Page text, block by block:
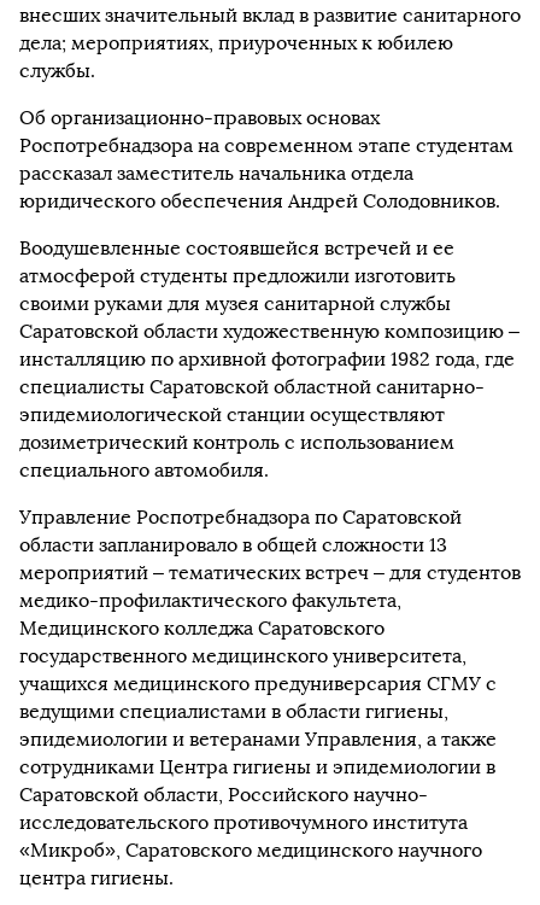
внесших значительный вклад в развитие санитарного
дела; мероприятиях, приуроченных к юбилею
службы.
Об организационно-правовых основах
Роспотребнадзора на современном этапе студентам
рассказал заместитель начальника отдела
юридического обеспечения Андрей Солодовников.
Воодушевленные состоявшейся встречей и ее
атмосферой студенты предложили изготовить
своими руками для музея санитарной службы
Саратовской области художественную композицию –
инсталляцию по архивной фотографии 1982 года, где
специалисты Саратовской областной санитарно-
эпидемиологической станции осуществляют
дозиметрический контроль с использованием
специального автомобиля.
Управление Роспотребнадзора по Саратовской
области запланировало в общей сложности 13
мероприятий – тематических встреч – для студентов
медико-профилактического факультета,
Медицинского колледжа Саратовского
государственного медицинского университета,
учащихся медицинского предуниверсария СГМУ с
ведущими специалистами в области гигиены,
эпидемиологии и ветеранами Управления, а также
сотрудниками Центра гигиены и эпидемиологии в
Саратовской области, Российского научно-
исследовательского противочумного института
«Микроб», Саратовского медицинского научного
центра гигиены.